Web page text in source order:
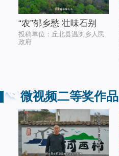
“农”郁乡愁 壮味石别
投稿单位：丘北县温浏乡人民
政府
微视频二等奖作品